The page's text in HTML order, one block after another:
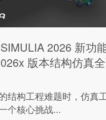
2026 新功
版本结构仿真
结构工程难题时，仿真
个核心挑战...